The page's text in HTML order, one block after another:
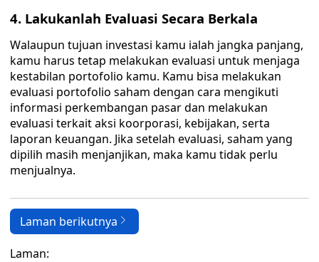
4. Lakukanlah Evaluasi Secara Berkala
Walaupun tujuan investasi kamu ialah jangka panjang,
kamu harus tetap melakukan evaluasi untuk menjaga
kestabilan portofolio kamu. Kamu bisa melakukan
evaluasi portofolio saham dengan cara mengikuti
informasi perkembangan pasar dan melakukan
evaluasi terkait aksi koorporasi, kebijakan, serta
laporan keuangan. Jika setelah evaluasi, saham yang
dipilih masih menjanjikan, maka kamu tidak perlu
menjualnya.
Laman berikutnya
Laman: